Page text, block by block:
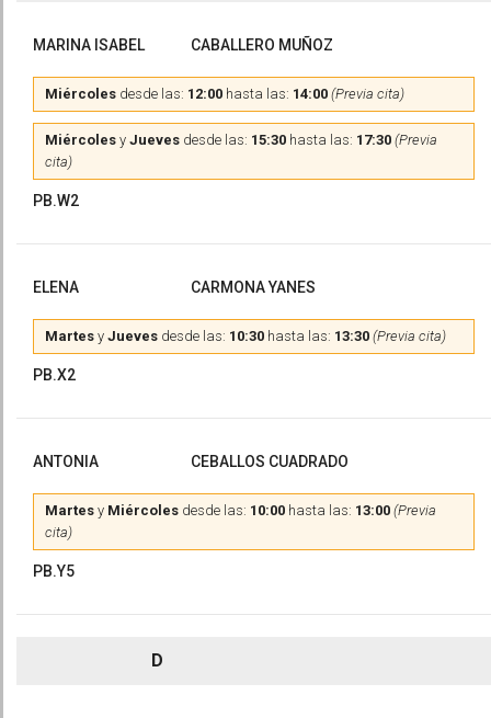
MARINA ISABEL CABALLERO MUÑOZ
Miércoles desde las: 12:00 hasta las: 14:00 (Previa cita)
Miércoles y Jueves desde las: 15:30 hasta las: 17:30 (Previa
cita)
PB.W2
ELENA CARMONA YANES
Martes y Jueves desde las: 10:30 hasta las: 13:30 (Previa cita)
PB.X2
ANTONIA CEBALLOS CUADRADO
Martes y Miércoles desde las: 10:00 hasta las: 13:00 (Previa
cita)
PB.Y5
D